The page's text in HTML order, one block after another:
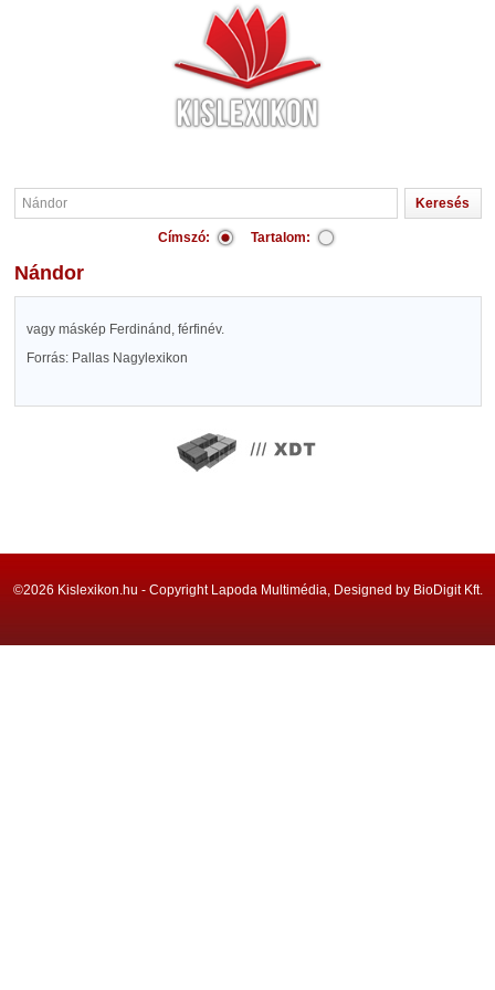
Címszó: Tartalom:
Nándor
vagy máskép Ferdinánd, férfinév.
Forrás: Pallas Nagylexikon
©2026 Kislexikon.hu - Copyright Lapoda Multimédia, Designed by BioDigit Kft.